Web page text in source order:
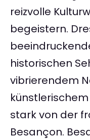
reizvolle
begeistern.
historischen
vibrierendem
stark von der
Besançon.